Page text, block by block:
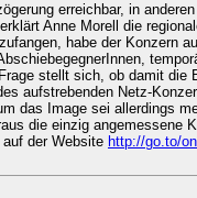
erreichbar, in
Anne Morell die
habe der Konzern
stellt sich, ob damit die
aufstrebenden Netz-
das Image sei allerdings
die einzig angemessene
der Website http://go.to/